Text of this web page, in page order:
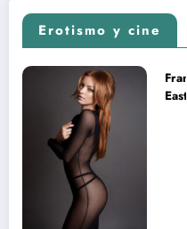
Erotismo y cine